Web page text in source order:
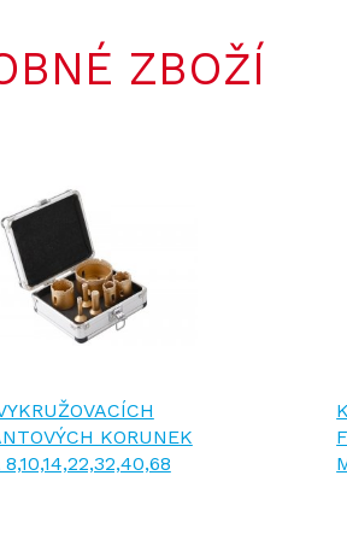
ZBOŽÍ
KORUNEK
8,10,14,22,32,40,68